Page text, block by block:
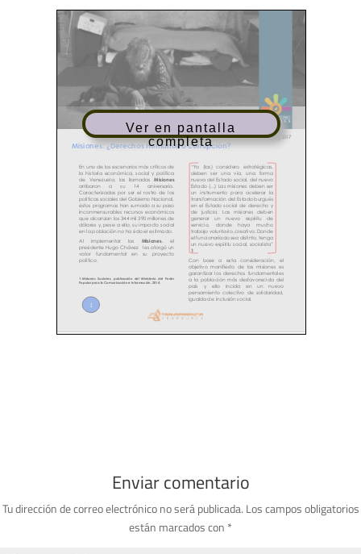
Ver en pantalla
completa
Enviar comentario
Tu dirección de correo electrónico no será publicada. Los campos obligatorios
están marcados con *